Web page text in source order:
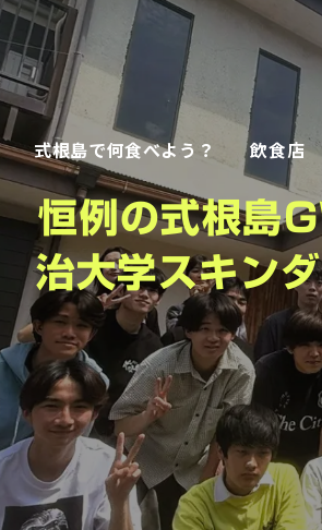
式根島で何食べよう？ 飲食店
恒例の式根島
治大学スキン